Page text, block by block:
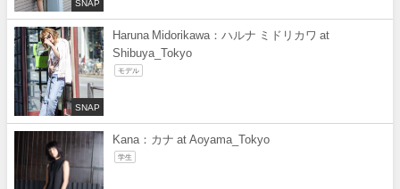
SNAP
SNAP
Haruna Midorikawa：ハルナ ミドリカワ at
Shibuya_Tokyo
モデル
Kana：カナ at Aoyama_Tokyo
学生